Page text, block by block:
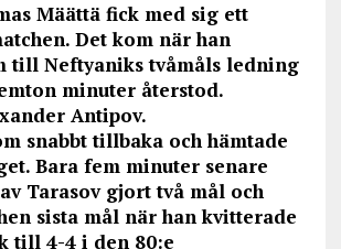
Määttä fick med sig ett
Det kom när han
till Neftyaniks tvåmåls ledning
minuter återstod.
Antipov.
snabbt tillbaka och hämtade
Bara fem minuter senare
Tarasov gjort två mål och
sista mål när han kvitterade
till 4-4 i den 80:e